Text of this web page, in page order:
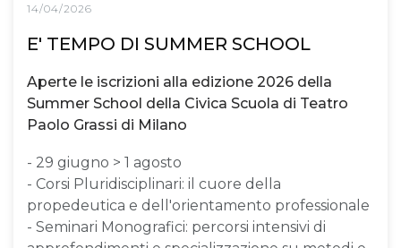
14/04/2026
E' TEMPO DI SUMMER SCHOOL
Aperte le iscrizioni alla edizione 2026 della
Summer School della Civica Scuola di Teatro
Paolo Grassi di Milano
- 29 giugno > 1 agosto
- Corsi Pluridisciplinari: il cuore della
propedeutica e dell'orientamento professionale
- Seminari Monografici: percorsi intensivi di